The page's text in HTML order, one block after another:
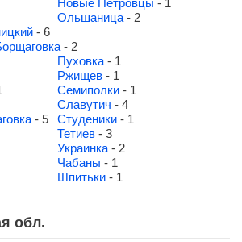
Новые Петровцы - 1
Ольшаница - 2
- 6
- 2
Пуховка - 1
Ржищев - 1
Семиполки - 1
Славутич - 4
- 5 Студеники - 1
Тетиев - 3
Украинка - 2
Чабаны - 1
Шпитьки - 1
обл.